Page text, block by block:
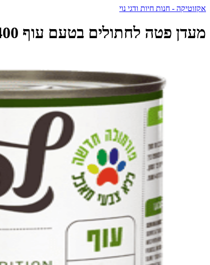
אקזוטיקה - חנות חיות ודגי נוי
מעדן פטה לחתולים בטעם עוף 400 גרם | La Cat - לה קט - La Cat